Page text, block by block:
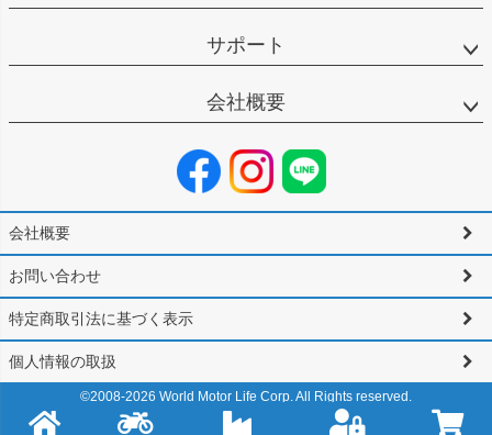
サポート
会社概要
会社概要
お問い合わせ
特定商取引法に基づく表示
個人情報の取扱
©2008-2026 World Motor Life Corp. All Rights reserved.